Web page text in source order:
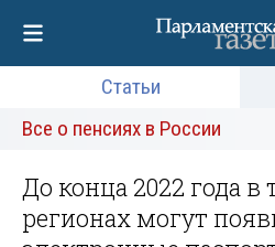
Статьи
Все о пенсиях в России
До конца 2022 года в
регионах могут